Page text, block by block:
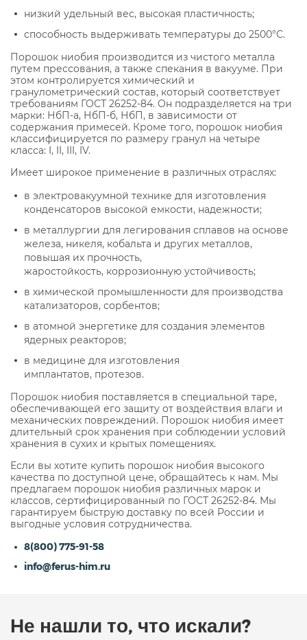
низкий удельный вес, высокая пластичность;
способность выдерживать температуры до 2500°С.
Порошок ниобия производится из чистого металла
путем прессования, а также спекания в вакууме. При
этом контролируется химический и
гранулометрический состав, который соответствует
требованиям ГОСТ 26252-84. Он подразделяется на три
марки: НбП-а, НбП-б, НбП, в зависимости от
содержания примесей. Кроме того, порошок ниобия
классифицируется по размеру гранул на четыре
класса: I, II, III, IV.
Имеет широкое применение в различных отраслях:
в электровакуумной технике для изготовления
конденсаторов высокой емкости, надежности;
в металлургии для легирования сплавов на основе
железа, никеля, кобальта и других металлов,
повышая их прочность,
жаростойкость, коррозионную устойчивость;
в химической промышленности для производства
катализаторов, сорбентов;
в атомной энергетике для создания элементов
ядерных реакторов;
в медицине для изготовления
имплантатов, протезов.
Порошок ниобия поставляется в специальной таре,
обеспечивающей его защиту от воздействия влаги и
механических повреждений. Порошок ниобия имеет
длительный срок хранения при соблюдении условий
хранения в сухих и крытых помещениях.
Если вы хотите купить порошок ниобия высокого
качества по доступной цене, обращайтесь к нам. Мы
предлагаем порошок ниобия различных марок и
классов, сертифицированный по ГОСТ 26252-84. Мы
гарантируем быструю доставку по всей России и
выгодные условия сотрудничества.
8(800) 775-91-58
info@ferus-him.ru
Не нашли то, что искали?